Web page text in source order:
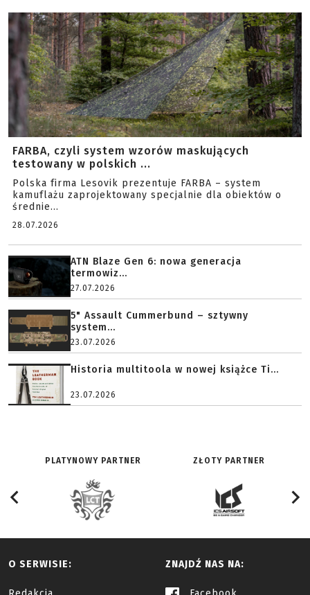
FARBA, czyli system wzorów maskujących
testowany w polskich ...
Polska firma Lesovik prezentuje FARBA – system
kamuflażu zaprojektowany specjalnie dla obiektów o
średnie...
28.07.2026
ATN Blaze Gen 6: nowa generacja
termowiz...
27.07.2026
5" Assault Cummerbund – sztywny
system...
23.07.2026
Historia multitoola w nowej książce Ti...
23.07.2026
PLATYNOWY PARTNER ZŁOTY PARTNER
O SERWISIE: ZNAJDŹ NAS NA: